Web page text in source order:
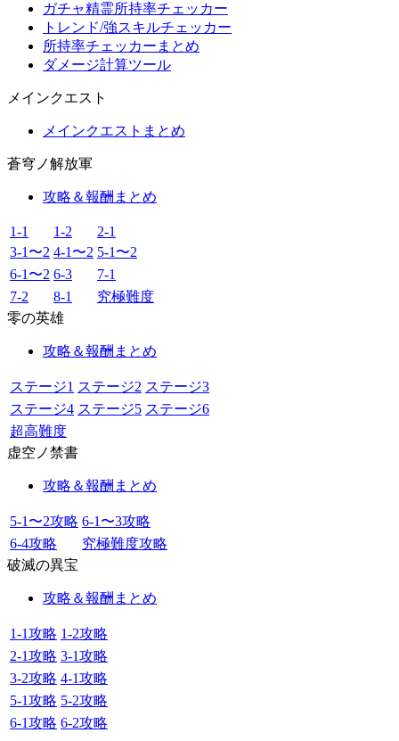
ガチャ精霊所持率チェッカー
トレンド/強スキルチェッカー
所持率チェッカーまとめ
ダメージ計算ツール
メインクエスト
メインクエストまとめ
蒼穹ノ解放軍
攻略＆報酬まとめ
1-1 1-2
2-1
3-1〜2 4-1〜2 5-1〜2
6-1〜2 6-3
7-1
7-2
8-1
究極難度
零の英雄
攻略＆報酬まとめ
ステージ1 ステージ2 ステージ3
ステージ4 ステージ5 ステージ6
超高難度
虚空ノ禁書
攻略＆報酬まとめ
5-1〜2攻略 6-1〜3攻略
6-4攻略
究極難度攻略
破滅の異宝
攻略＆報酬まとめ
1-1攻略 1-2攻略
2-1攻略 3-1攻略
3-2攻略 4-1攻略
5-1攻略 5-2攻略
6-1攻略 6-2攻略